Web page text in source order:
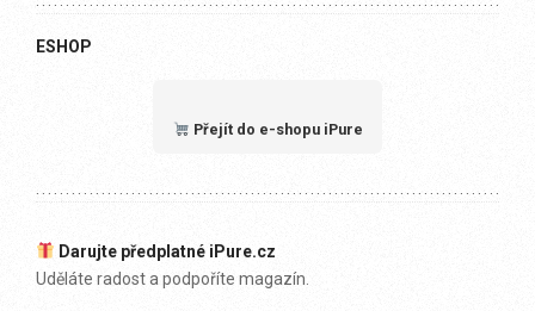
ESHOP
Přejít do e-shopu iPure
Darujte předplatné iPure.cz
Uděláte radost a podpoříte magazín.